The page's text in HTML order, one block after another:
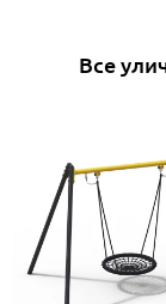
Все